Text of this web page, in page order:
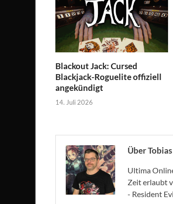
Blackout Jack: Cursed
Blackjack-Roguelite offiziell
angekündigt
14. Juli 2026
Über
Ultima
Zeit erlaubt
- Resident